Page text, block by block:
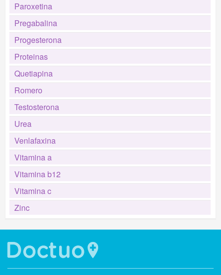
Paroxetina
Pregabalina
Progesterona
Proteinas
Quetiapina
Romero
Testosterona
Urea
Venlafaxina
Vitamina a
Vitamina b12
Vitamina c
Zinc